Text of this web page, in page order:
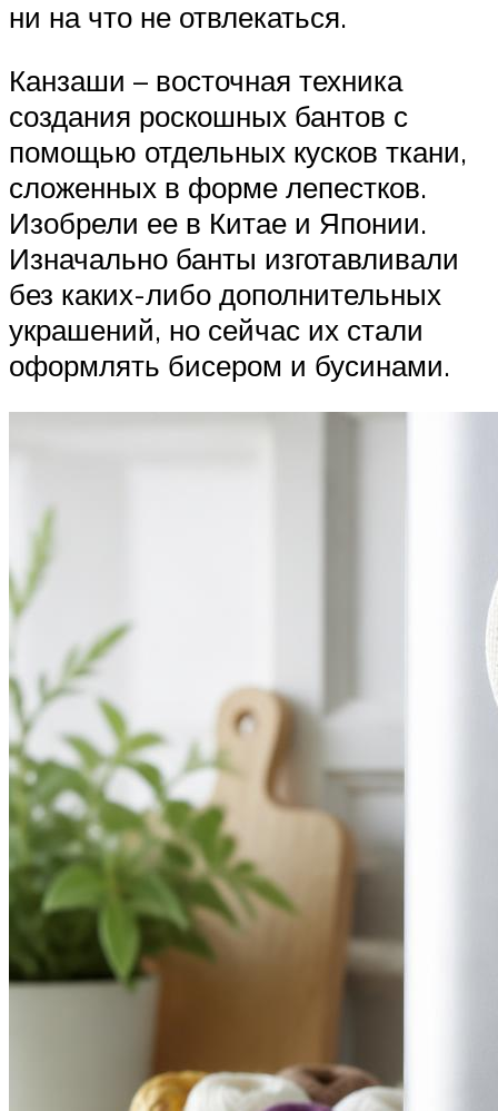
ни на что не отвлекаться.
Канзаши – восточная техника
создания роскошных бантов с
помощью отдельных кусков ткани,
сложенных в форме лепестков.
Изобрели ее в Китае и Японии.
Изначально банты изготавливали
без каких-либо дополнительных
украшений, но сейчас их стали
оформлять бисером и бусинами.